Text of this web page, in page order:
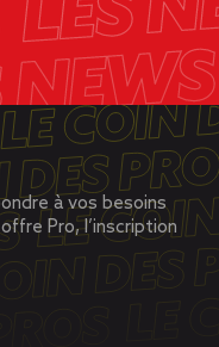
à vos besoins
Pro, l’inscription